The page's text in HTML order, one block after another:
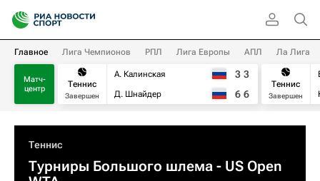
Главное Лига Чемпионов РПЛ Лига Европы АПЛ Ла Лига
Матч-
центр
Теннис
Завершен
А. Калинская
Д. Шнайдер
3 3
6 6
Теннис
Завершен
Теннис
Турниры Большого шлема - US Open